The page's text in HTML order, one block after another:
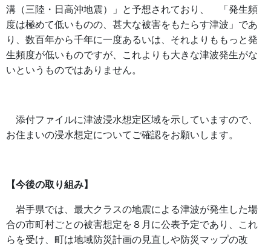
溝（三陸・日高沖地震）」と予想されており、
「発生頻
度は極めて低いものの、甚大な被害をもたらす津波」であ
り、数百年から千年に一度あるいは、 それよりももっと発
生頻度が低いものですが、これよりも大きな津波発生がな
いというものではありません。
添付ファイルに津波浸水想定区域を示していますので、
お住まいの浸水想定についてご確認をお願いします。
【今後の取り組み】
岩手県では、最大クラスの地震による津波が発生した場
合の市町村ごとの被害想定を８月に公表予定であり、
これ
らを受け、町は地域防災計画の見直しや防災マップの改